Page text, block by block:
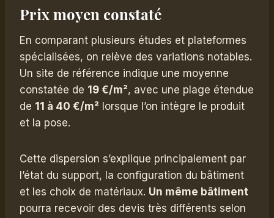
Prix moyen constaté
En comparant plusieurs études et plateformes
spécialisées, on relève des variations notables.
Un site de référence indique une moyenne
constatée de 19 €/m², avec une plage étendue
de 11 à 40 €/m² lorsque l’on intègre le produit
et la pose.
Cette dispersion s’explique principalement par
l’état du support, la configuration du bâtiment
et les choix de matériaux. Un même bâtiment
pourra recevoir des devis très différents selon